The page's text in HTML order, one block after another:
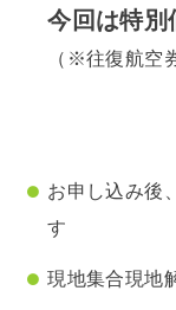
今回は特
（※往復航空
お申し込み後
す
現地集合現地